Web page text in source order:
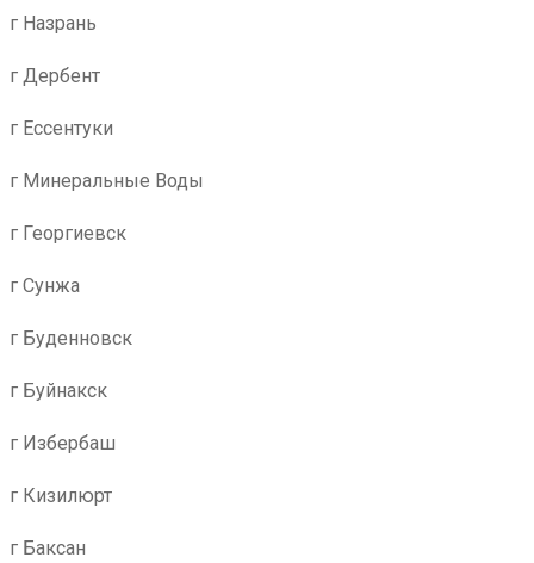
г Назрань
г Дербент
г Ессентуки
г Минеральные Воды
г Георгиевск
г Сунжа
г Буденновск
г Буйнакск
г Избербаш
г Кизилюрт
г Баксан